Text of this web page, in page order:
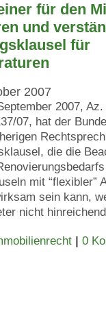
für den
und
für
2007
2007,
07, hat der
die die
mit “flexibler”
sein kann,
nicht
| 0